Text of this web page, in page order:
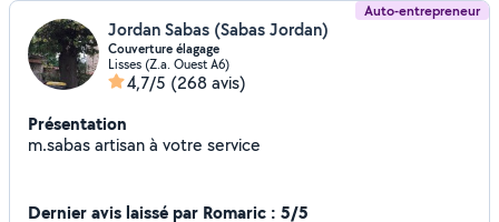
Auto-entrepreneur
Jordan Sabas (Sabas Jordan)
Couverture élagage
Lisses (Z.a. Ouest A6)
4,7/5 (268 avis)
Présentation
m.sabas artisan à votre service
Dernier avis laissé par Romaric : 5/5